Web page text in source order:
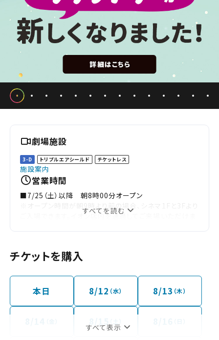
劇場施設
3-D トリプルエアシールド チケットレス
施設案内
営業時間
■7/25（土）以降 朝8時00分オープン
※オープン時間が朝9時より前の場合、シネマ1Fと3Fより
ご入場できます。イオン店内を通過してご来場いただけま
すべてを読む
チケットを購入
本日 8/12 （水） 8/13 （木）
すべて表示